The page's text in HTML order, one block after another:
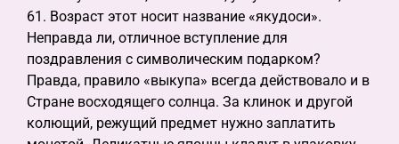
61. Возраст этот носит название «якудоси».
Неправда ли, отличное вступление для
поздравления с символическим подарком?
Правда, правило «выкупа» всегда действовало и в
Стране восходящего солнца. За клинок и другой
колющий, режущий предмет нужно заплатить